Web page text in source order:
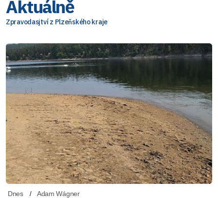
Aktuálně
Zpravodasjtví z Plzeňského kraje
Dnes Adam Wágner